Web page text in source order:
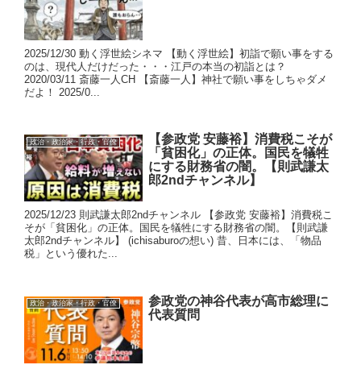
2025/12/30 動く浮世絵シネマ 【動く浮世絵】初詣で願い事をする
のは、現代人だけだった・・・江戸の本当の初詣とは？
2020/03/11 斎藤一人CH 【斎藤一人】神社で願い事をしちゃダメ
だよ！ 2025/0...
政治・政治家・行政・官僚
【参政党 安藤裕】消費税こそが
「貧困化」の正体。国民を犠牲
にする財務省の闇。【則武謙太
郎2ndチャンネル】
2025/12/23 則武謙太郎2ndチャンネル 【参政党 安藤裕】消費税こ
そが「貧困化」の正体。国民を犠牲にする財務省の闇。【則武謙
太郎2ndチャンネル】 (ichisaburoの想い) 昔、日本には、「物品
税」という優れた...
政治・政治家・行政・官僚
参政党の神谷代表が高市総理に
代表質問